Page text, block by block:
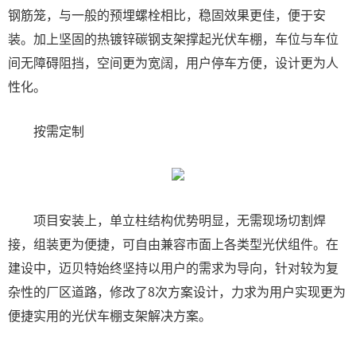
钢筋笼，与一般的预埋螺栓相比，稳固效果更佳，便于安
装。加上坚固的热镀锌碳钢支架撑起光伏车棚，车位与车位
间无障碍阻挡，空间更为宽阔，用户停车方便，设计更为人
性化。
按需定制
项目安装上，单立柱结构优势明显，无需现场切割焊
接，组装更为便捷，可自由兼容市面上各类型光伏组件。在
建设中，迈贝特始终坚持以用户的需求为导向，针对较为复
杂性的厂区道路，修改了8次方案设计，力求为用户实现更为
便捷实用的光伏车棚支架解决方案。